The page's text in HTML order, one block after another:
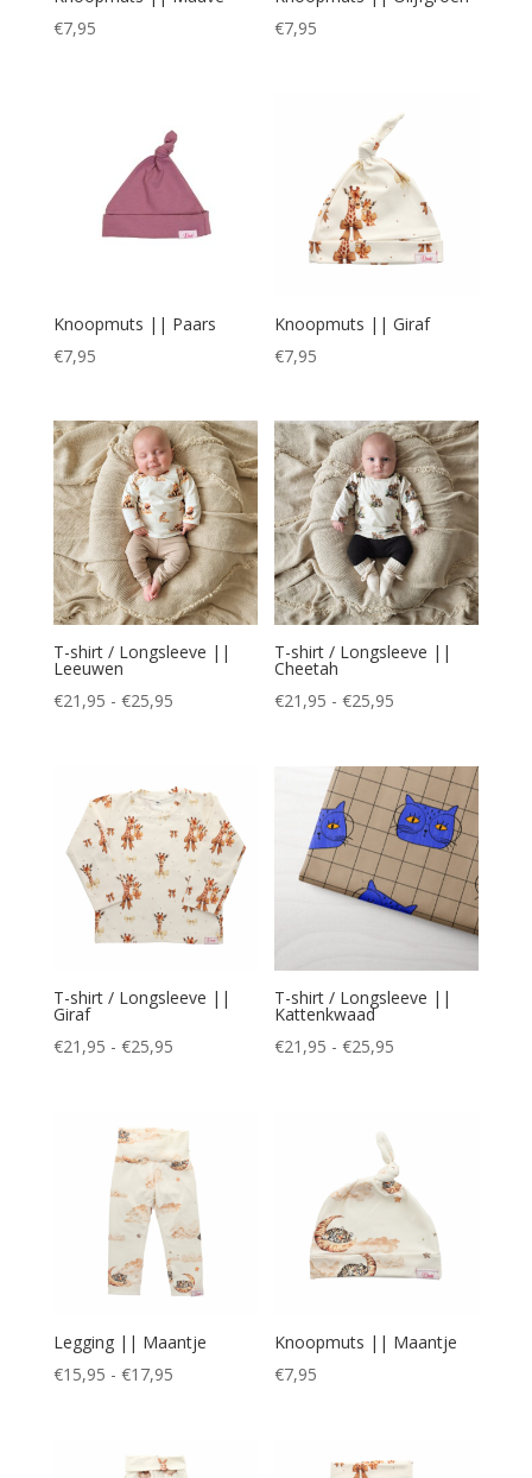
€7,95
€7,95
Knoopmuts || Paars
€7,95
Knoopmuts || Giraf
€7,95
T-shirt / Longsleeve ||
Leeuwen
€21,95 - €25,95Prijsklasse:
€25,95
T-shirt / Longsleeve ||
Cheetah
€21,95 - €25,95
tot
€25,95
T-shirt / Longsleeve ||
Giraf
€21,95 - €25,95Prijsklasse:
€25,95
T-shirt / Longsleeve ||
Kattenkwaad
€21,95 - €25,95
Legging || Maantje
€15,95 - €17,95Prijsklasse:
€17,95
Knoopmuts || Maantje
€7,95